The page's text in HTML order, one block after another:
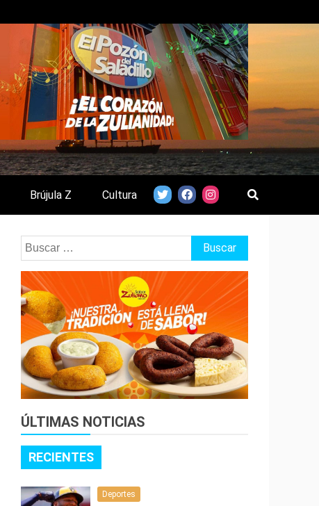
Brújula Z Cultura
Buscar:
ÚLTIMAS NOTICIAS
RECIENTES
Deportes